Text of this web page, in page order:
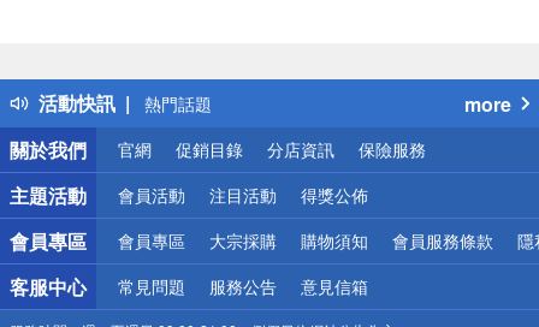
活動快訊
得獎公告
熱門話題
銀行優惠
偏遠地區配送
詐騙網頁！請小心！
more
關於我們
官網 促銷目錄 分店資訊 保險服務
主題活動 會員活動 注目活動 得獎公佈
會員專區 會員專區 大宗採購 購物須知 會員服務條款 隱
客服中心 常見問題 服務公告 意見信箱